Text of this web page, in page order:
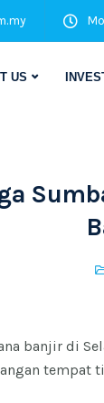
US
banjir di
tempat